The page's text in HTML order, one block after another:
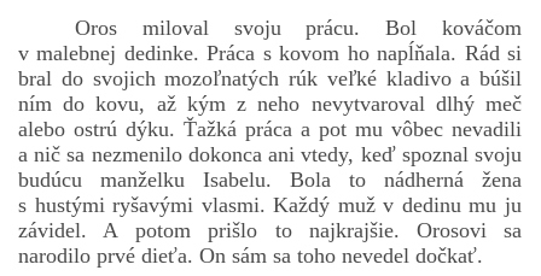
VÍLA NA BRONZOVEJ ULICI
VLČÍ MOR
Oros miloval svoju prácu. Bol kováčom
v malebnej dedinke. Práca s kovom ho napĺňala. Rád si
bral do svojich mozoľnatých rúk veľké kladivo a búšil
ním do kovu, až kým z neho nevytvaroval dlhý meč
alebo ostrú dýku. Ťažká práca a pot mu vôbec nevadili
a nič sa nezmenilo dokonca ani vtedy, keď spoznal svoju
budúcu manželku Isabelu. Bola to nádherná žena
s hustými ryšavými vlasmi. Každý muž v dedinu mu ju
závidel. A potom prišlo to najkrajšie. Orosovi sa
narodilo prvé dieťa. On sám sa toho nevedel dočkať.